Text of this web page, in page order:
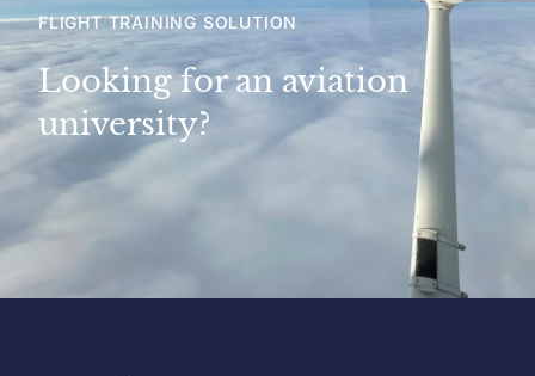
FLIGHT TRAINING SOLUTION
Looking for an aviation
university?